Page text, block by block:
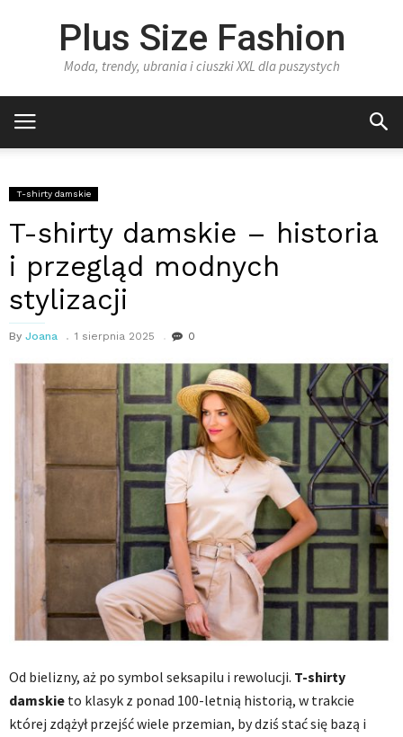
Plus Size Fashion
Moda, trendy, ubrania i ciuszki XXL dla puszystych
T-shirty damskie
T-shirty damskie – historia
i przegląd modnych
stylizacji
By Joana 1 sierpnia 2025 0
Od bielizny, aż po symbol seksapilu i rewolucji. T-shirty
damskie to klasyk z ponad 100-letnią historią, w trakcie
której zdążył przejść wiele przemian, by dziś stać się bazą i